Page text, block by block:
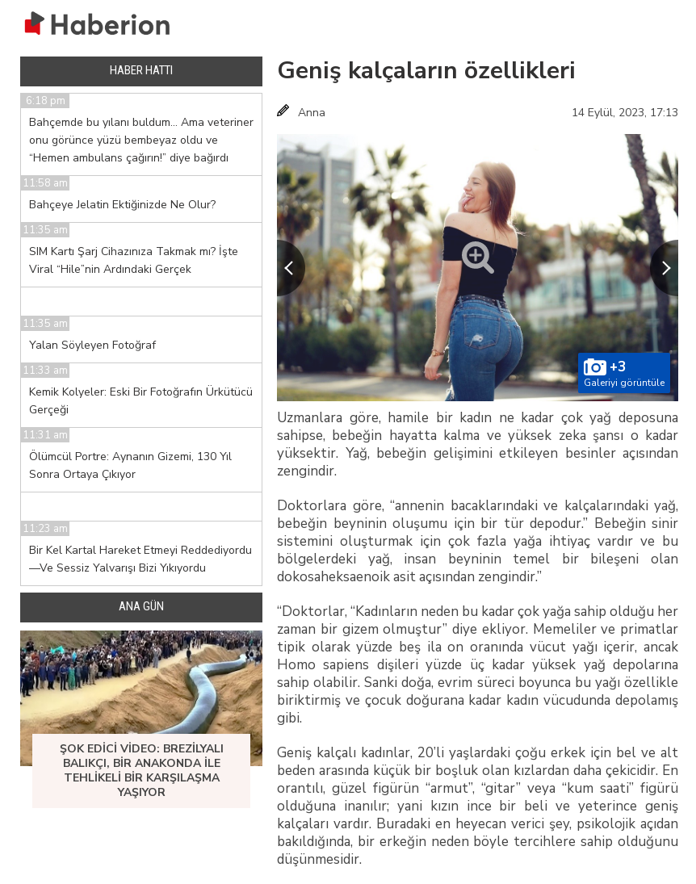
Geniş kalçaların özellikleri
Anna 14 Eylül, 2023, 17:13
+3
Galeriyi görüntüle
Uzmanlara göre, hamile bir kadın ne kadar çok yağ deposuna
sahipse, bebeğin hayatta kalma ve yüksek zeka şansı o kadar
yüksektir. Yağ, bebeğin gelişimini etkileyen besinler açısından
zengindir.
Doktorlara göre, “annenin bacaklarındaki ve kalçalarındaki yağ,
bebeğin beyninin oluşumu için bir tür depodur.” Bebeğin sinir
sistemini oluşturmak için çok fazla yağa ihtiyaç vardır ve bu
bölgelerdeki yağ, insan beyninin temel bir bileşeni olan
dokosaheksaenoik asit açısından zengindir.”
“Doktorlar, “Kadınların neden bu kadar çok yağa sahip olduğu her
zaman bir gizem olmuştur” diye ekliyor. Memeliler ve primatlar
tipik olarak yüzde beş ila on oranında vücut yağı içerir, ancak
Homo sapiens dişileri yüzde üç kadar yüksek yağ depolarına
sahip olabilir. Sanki doğa, evrim süreci boyunca bu yağı özellikle
biriktirmiş ve çocuk doğurana kadar kadın vücudunda depolamış
gibi.
Geniş kalçalı kadınlar, 20’li yaşlardaki çoğu erkek için bel ve alt
beden arasında küçük bir boşluk olan kızlardan daha çekicidir. En
orantılı, güzel figürün “armut”, “gitar” veya “kum saati” figürü
olduğuna inanılır; yani kızın ince bir beli ve yeterince geniş
kalçaları vardır. Buradaki en heyecan verici şey, psikolojik açıdan
bakıldığında, bir erkeğin neden böyle tercihlere sahip olduğunu
düşünmesidir.
HABER HATTI
6:18 pm
Bahçemde bu yılanı buldum… Ama veteriner
onu görünce yüzü bembeyaz oldu ve
“Hemen ambulans çağırın!” diye bağırdı
11:58 am
Bahçeye Jelatin Ektiğinizde Ne Olur?
11:35 am
SIM Kartı Şarj Cihazınıza Takmak mı? İşte
Viral “Hile”nin Ardındaki Gerçek
11:35 am
Yalan Söyleyen Fotoğraf
11:33 am
Kemik Kolyeler: Eski Bir Fotoğrafın Ürkütücü
Gerçeği
11:31 am
Ölümcül Portre: Aynanın Gizemi, 130 Yıl
Sonra Ortaya Çıkıyor
11:23 am
Bir Kel Kartal Hareket Etmeyi Reddediyordu
—Ve Sessiz Yalvarışı Bizi Yıkıyordu
ANA GÜN
ŞOK EDICI VIDEO: BREZILYALI
BALIKÇI, BIR ANAKONDA ILE
TEHLIKELI BIR KARŞILAŞMA
YAŞIYOR